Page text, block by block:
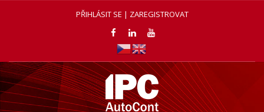
PŘIHLÁSIT SE | ZAREGISTROVAT